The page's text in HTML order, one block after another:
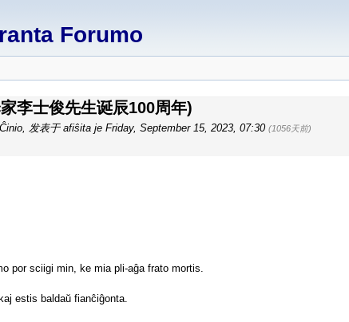
Forumo
李士俊先生诞辰100周年)
, 发表于 afiŝita je Friday, September 15, 2023, 07:30 (1056天前)
por sciigi min, ke mia pli-aĝa frato mortis.
estis baldaŭ fianĉiĝonta.